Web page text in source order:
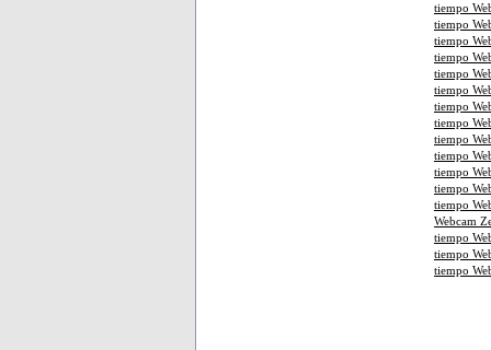
tiempo
tiempo
tiempo
tiempo
tiempo
tiempo
tiempo
tiempo
tiempo
tiempo
tiempo
tiempo
tiempo
Webcam
tiempo
tiempo
tiempo